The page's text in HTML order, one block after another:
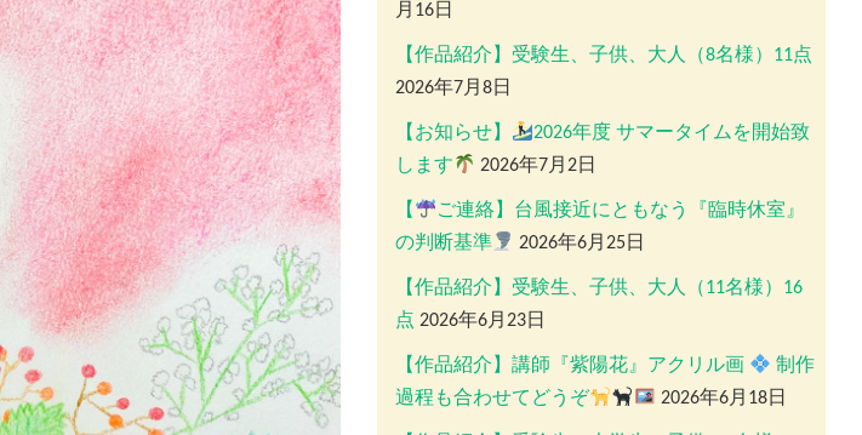
月16日
【作品紹介】受験生、子供、大人（8名様）11点
2026年7月8日
【お知らせ】
2026年度 サマータイムを開始致
します
2026年7月2日
【
ご連絡】台風接近にともなう『臨時休室』
の判断基準
2026年6月25日
【作品紹介】受験生、子供、大人（11名様）16
点 2026年6月23日
【作品紹介】講師『紫陽花』アクリル画
制作
過程も合わせてどうぞ
2026年6月18日